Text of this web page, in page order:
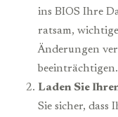
ins BIOS Ihre
ratsam,
Änderungen
beeinträchtigen.
Laden Sie
Sie sicher, dass